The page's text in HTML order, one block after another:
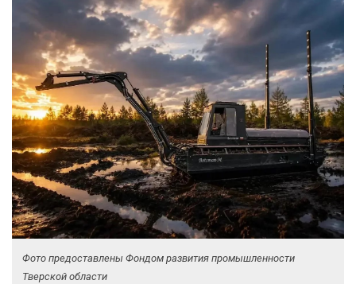
Фото предоставлены Фондом развития промышленности
Тверской области